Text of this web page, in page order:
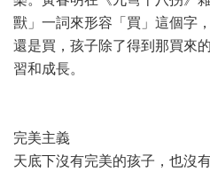
獸」一詞來形容「買」這個字
還是買，孩子除了得到那買來
習和成長。
完美主義
天底下沒有完美的孩子，也沒